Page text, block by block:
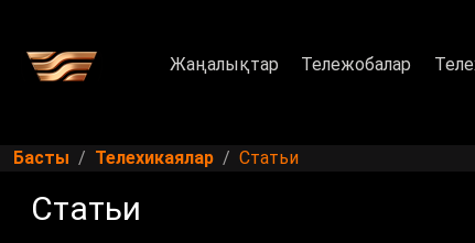
Жаңалықтар Тележобалар
Басты Телехикаялар Статьи
Статьи